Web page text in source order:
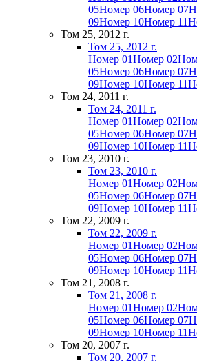
05Номер 06Номер 07
09Номер 10Номер 11
Том 25, 2012 г.
Том 25, 2012 г.
Номер 01Номер 02
05Номер 06Номер 07
09Номер 10Номер 11
Том 24, 2011 г.
Том 24, 2011 г.
Номер 01Номер 02
05Номер 06Номер 07
09Номер 10Номер 11
Том 23, 2010 г.
Том 23, 2010 г.
Номер 01Номер 02
05Номер 06Номер 07
09Номер 10Номер 11
Том 22, 2009 г.
Том 22, 2009 г.
Номер 01Номер 02
05Номер 06Номер 07
09Номер 10Номер 11
Том 21, 2008 г.
Том 21, 2008 г.
Номер 01Номер 02
05Номер 06Номер 07
09Номер 10Номер 11
Том 20, 2007 г.
Том 20, 2007 г.